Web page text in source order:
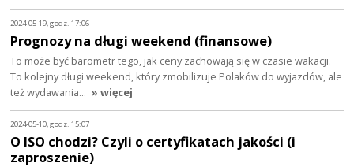
2024-05-19, godz. 17:06
Prognozy na długi weekend (finansowe)
To może być barometr tego, jak ceny zachowają się w czasie wakacji.
To kolejny długi weekend, który zmobilizuje Polaków do wyjazdów, ale
też wydawania… » więcej
2024-05-10, godz. 15:07
O ISO chodzi? Czyli o certyfikatach jakości (i
zaproszenie)